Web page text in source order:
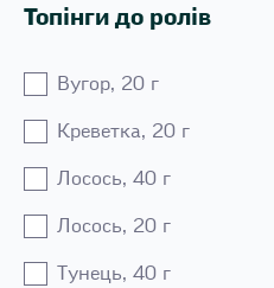
Топінги до ролів
Вугор, 20 г
Креветка, 20 г
Лосось, 40 г
Лосось, 20 г
Тунець, 40 г